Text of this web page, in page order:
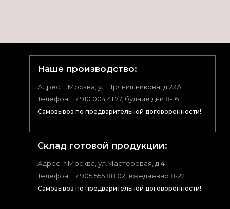
Наше производство:
Адрес: г.Москва, ул.Прянишникова, д.23А
Телефон: +7 910 004 41 77, будние дни 8-16
Самовывоз по предварительной договоренности!
Склад готовой продукции:
Адрес: г.Москва, ул.Мастеровая, д.4
Телефон: +7 905 555 88 02, ежедневно 8-22
Самовывоз по предварительной договоренности!